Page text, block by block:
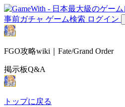
事前ガチャ ゲーム検索 ログイン
FGO攻略wiki｜Fate/Grand Order
掲示板Q&A
トップに戻る